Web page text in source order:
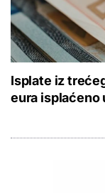
Isplate iz
eura isplaćeno